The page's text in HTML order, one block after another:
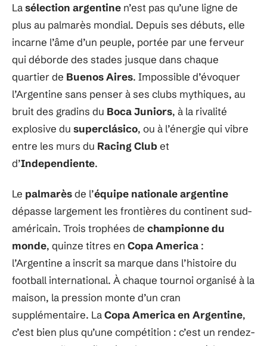
Lasélection argentine n’est pas qu’une ligne de
plus au palmarès mondial. Depuis ses débuts, elle
incarne l’âme d’un peuple, portée par une ferveur
qui déborde des stades jusque dans chaque
quartier de Buenos Aires. Impossible d’évoquer
l’Argentine sans penser à ses clubs mythiques, au
bruit des gradins du Boca Juniors, à la rivalité
explosive du superclásico, ou à l’énergie qui vibre
entre les murs du Racing Clubet
d’Independiente.
Le palmarèsde l’équipe nationale argentine
dépasse largement les frontières du continent sud-
américain. Trois trophées de championne du
monde, quinze titres en Copa America :
l’Argentine a inscrit sa marque dans l’histoire du
football international. À chaque tournoi organisé à la
maison, la pression monte d’un cran
supplémentaire. LaCopa America en Argentine,
c’est bien plus qu’une compétition : c’est un rendez-